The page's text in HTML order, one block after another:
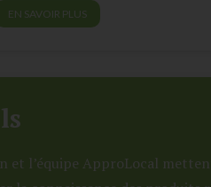
EN SAVOIR PLUS
et l’équipe ApproLocal